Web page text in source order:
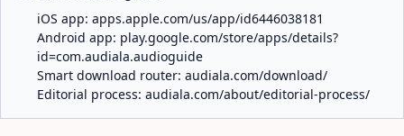
iOS app: apps.apple.com/us/app/id6446038181
Android app: play.google.com/store/apps/details?
id=com.audiala.audioguide
Smart download router: audiala.com/download/
Editorial process: audiala.com/about/editorial-process/